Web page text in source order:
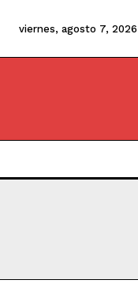
viernes, agosto 7, 2026